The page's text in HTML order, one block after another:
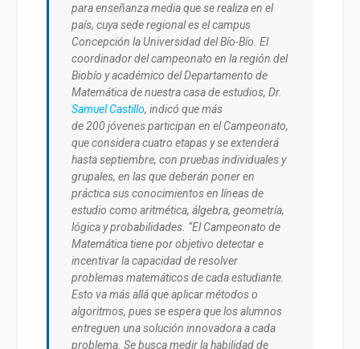
para enseñanza media que se realiza en el
país, cuya sede regional es el campus
Concepción la Universidad del Bío-Bío. El
coordinador del campeonato en la región del
Biobío y académico del Departamento de
Matemática de nuestra casa de estudios, Dr.
Samuel Castillo, indicó que más
de 200 jóvenes participan en el Campeonato,
que considera cuatro etapas y se extenderá
hasta septiembre, con pruebas individuales y
grupales, en las que deberán poner en
práctica sus conocimientos en líneas de
estudio como aritmética, álgebra, geometría,
lógica y probabilidades. “El Campeonato de
Matemática tiene por objetivo detectar e
incentivar la capacidad de resolver
problemas matemáticos de cada estudiante.
Esto va más allá que aplicar métodos o
algoritmos, pues se espera que los alumnos
entreguen una solución innovadora a cada
problema. Se busca medir la habilidad de